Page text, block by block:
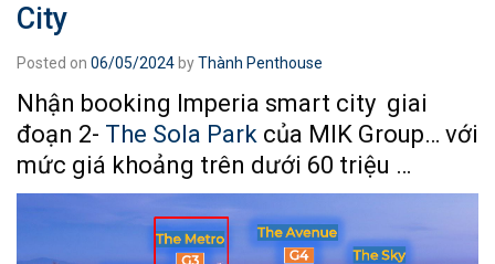
City
Posted on 06/05/2024byThành Penthouse
Nhận booking Imperia smart city giai
đoạn 2- The Sola Park của MIK Group… với
mức giá khoảng trên dưới 60 triệu …